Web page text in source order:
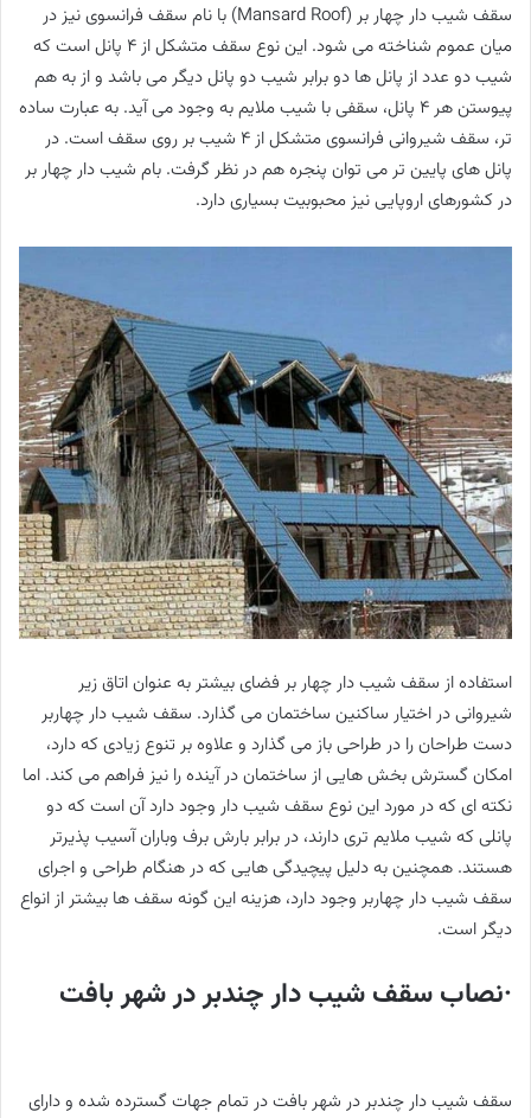
سقف شیب دار چهار بر (Mansard Roof) با نام سقف فرانسوی نیز در
میان عموم شناخته می شود. این نوع سقف متشکل از ٤ پانل است که
شیب دو عدد از پانل ها دو برابر شیب دو پانل دیگر می باشد و از به هم
پیوستن هر 4 پانل، سقفی با شیب ملایم به وجود می آید. به عبارت ساده
تر، سقف شیروانی فرانسوی متشکل از 4 شیب بر روی سقف است. در
پانل های پایین تر می توان پنجره هم در نظر گرفت. بام شیب دار چهار بر
در کشورهای اروپایی نیز محبوبیت بسیاری دارد.
استفاده از سقف شیب دار چهار بر فضای بیشتر به عنوان اتاق زیر
شیروانی در اختیار ساکنین ساختمان می گذارد. سقف شیب دار چهاربر
دست طراحان را در طراحی باز می گذارد و علاوه بر تنوع زیادی که دارد،
امکان گسترش بخش هایی از ساختمان در آینده را نیز فراهم می کند. اما
نکته ای که در مورد این نوع سقف شیب دار وجود دارد آن است که دو
پانلی که شیب ملایم تری دارند، در برابر بارش برف وباران آسیب پذیرتر
هستند. همچنین به دلیل پیچیدگی هایی که در هنگام طراحی و اجرای
سقف شیب دار چهاربر وجود دارد، هزینه این گونه سقف ها بیشتر از انواع
دیگر است.
·نصاب سقف شیب دار چندبر در شهر بافت
سقف شیب دار چندبر در شهر بافت در تمام جهات گسترده شده و دارای